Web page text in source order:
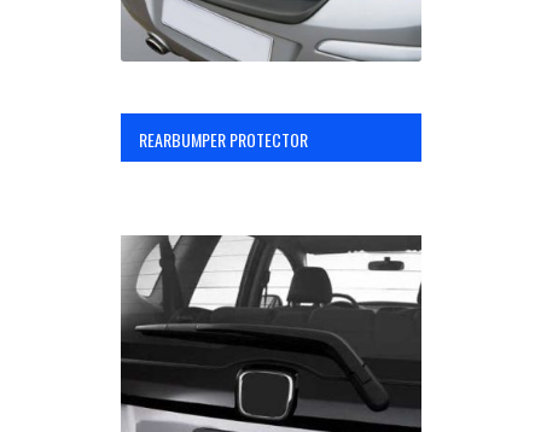
REARBUMPER PROTECTOR